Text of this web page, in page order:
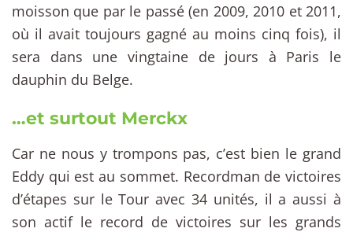
moisson que par le passé (en 2009, 2010 et 2011,
où il avait toujours gagné au moins cinq fois), il
sera dans une vingtaine de jours à Paris le
dauphin du Belge.
…et surtout Merckx
Car ne nous y trompons pas, c’est bien le grand
Eddy qui est au sommet. Recordman de victoires
d’étapes sur le Tour avec 34 unités, il a aussi à
son actif le record de victoires sur les grands